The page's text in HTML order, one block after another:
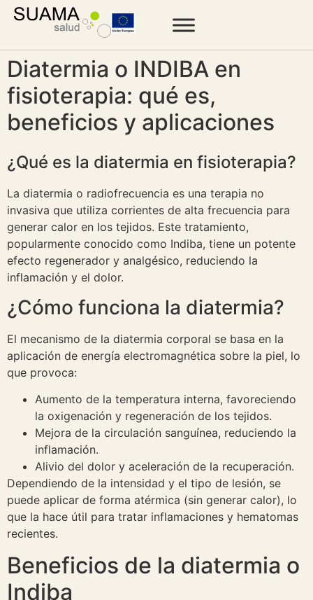
Diatermia o INDIBA en
fisioterapia: qué es,
beneficios y aplicaciones
¿Qué es la diatermia en fisioterapia?
La diatermia o radiofrecuencia es una terapia no
invasiva que utiliza corrientes de alta frecuencia para
generar calor en los tejidos. Este tratamiento,
popularmente conocido como Indiba, tiene un potente
efecto regenerador y analgésico, reduciendo la
inflamación y el dolor.
¿Cómo funciona la diatermia?
El mecanismo de la diatermia corporal se basa en la
aplicación de energía electromagnética sobre la piel, lo
que provoca:
Aumento de la temperatura interna, favoreciendo
la oxigenación y regeneración de los tejidos.
Mejora de la circulación sanguínea, reduciendo la
inflamación.
Alivio del dolor y aceleración de la recuperación.
Dependiendo de la intensidad y el tipo de lesión, se
puede aplicar de forma atérmica (sin generar calor), lo
que la hace útil para tratar inflamaciones y hematomas
recientes.
Beneficios de la diatermia o
Indiba